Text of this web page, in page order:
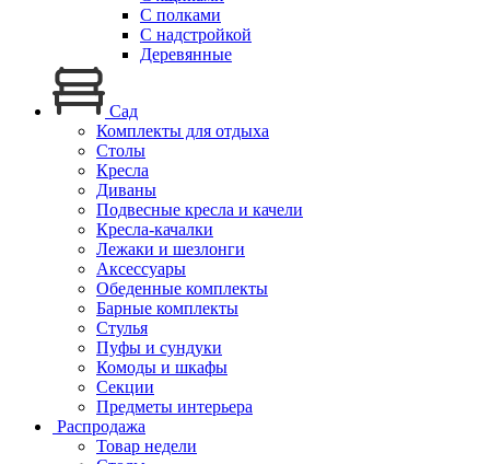
С полками
С надстройкой
Деревянные
Сад
Комплекты для отдыха
Столы
Кресла
Диваны
Подвесные кресла и качели
Кресла-качалки
Лежаки и шезлонги
Аксессуары
Обеденные комплекты
Барные комплекты
Стулья
Пуфы и сундуки
Комоды и шкафы
Секции
Предметы интерьера
Распродажа
Товар недели